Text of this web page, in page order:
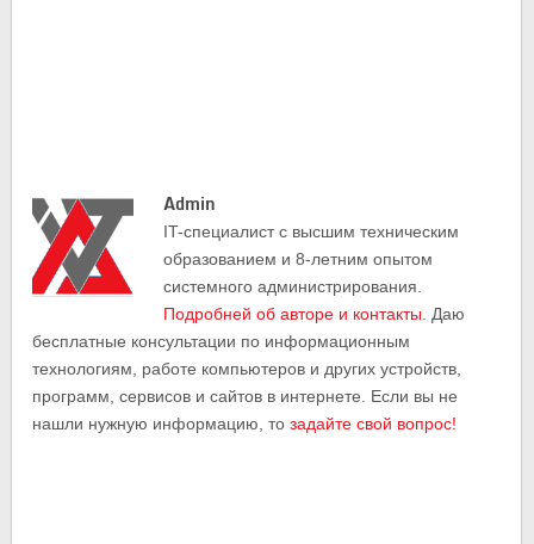
Admin
IT-cпециалист с высшим техническим
образованием и 8-летним опытом
системного администрирования.
Подробней об авторе и контакты . Даю
бесплатные консультации по информационным
технологиям, работе компьютеров и других устройств,
программ, сервисов и сайтов в интернете. Если вы не
нашли нужную информацию, тозадайте свой вопрос!